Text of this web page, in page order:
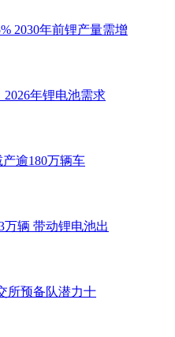
2030年前锂产量需增
年锂电池需求
逾180万辆车
万辆 带动锂电池出
所预备队潜力十